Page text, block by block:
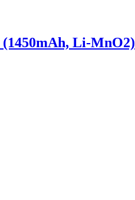
(1450mAh, Li-MnO2)